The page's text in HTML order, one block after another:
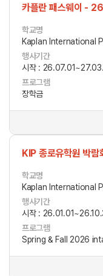
카플란 패스웨이 -
학교명
Kaplan International
행사기간
시작 :
프로그램
장학금
KIP 종로유학원 박
학교명
Kaplan International
행사기간
시작 :
프로그램
Spring & Fall 2026